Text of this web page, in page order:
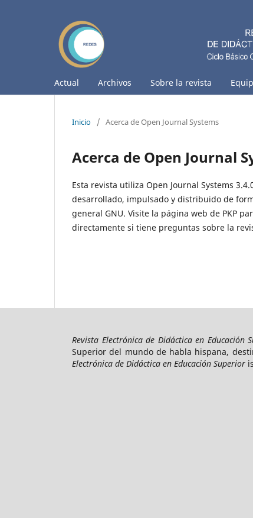
Actual Archivos Sobre la revista
Inicio / Acerca de Open Journal Systems
Acerca de Open Journal
Esta revista utiliza Open Journal Systems
desarrollado, impulsado y distribuido de
general GNU. Visite la página web de PKP
directamente si tiene preguntas sobre la
Revista Electrónica de Didáctica en Educación
Superior del mundo de habla hispana,
Electrónica de Didáctica en Educación Superior